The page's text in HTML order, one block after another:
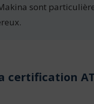
sont
certification